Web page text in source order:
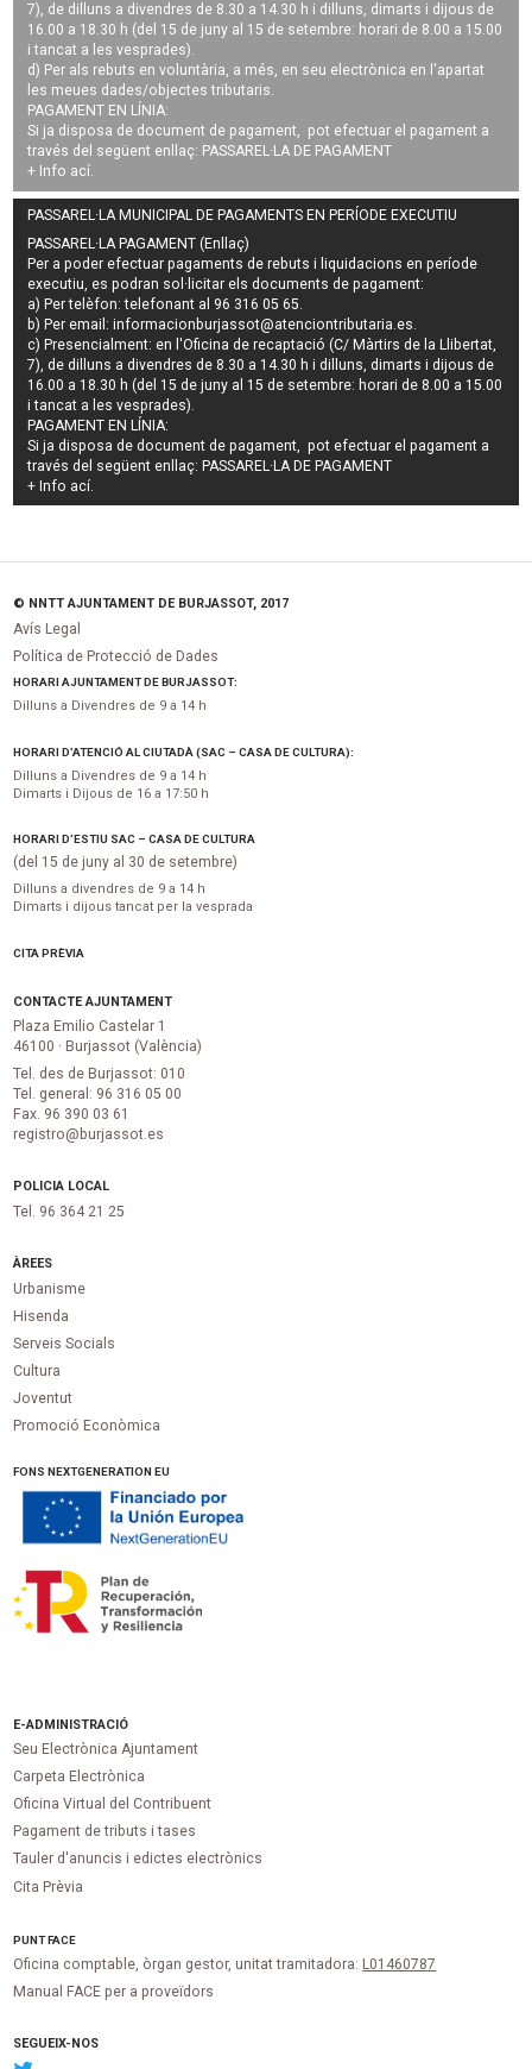
7), de dilluns a divendres de 8.30 a 14.30 h i dilluns, dimarts i dijous de
16.00 a 18.30 h (del 15 de juny al 15 de setembre: horari de 8.00 a 15.00
i tancat a les vesprades).
d) Per als rebuts en voluntària, a més, en seu electrònica en l'apartat
les meues dades/objectes tributaris.
PAGAMENT EN LÍNIA:
Si ja disposa de document de pagament, pot efectuar el pagament a
través del següent enllaç: PASSAREL·LA DE PAGAMENT
+ Info ací.
PASSAREL·LA MUNICIPAL DE PAGAMENTS EN PERÍODE EXECUTIU
PASSAREL·LA PAGAMENT (Enllaç)
Per a poder efectuar pagaments derebuts i liquidacions en període
executiu, es podran sol·licitar els documents de pagament:
a) Per telèfon: telefonant al 96 316 05 65.
b) Per email:informacionburjassot@atenciontributaria.es.
c) Presencialment: en l'Oficina de recaptació (C/ Màrtirs de la Llibertat,
7), de dilluns a divendres de 8.30 a 14.30 h i dilluns, dimarts i dijous de
16.00 a 18.30 h (del 15 de juny al 15 de setembre: horari de 8.00 a 15.00
i tancat a les vesprades).
PAGAMENT EN LÍNIA:
Si ja disposa de document de pagament, pot efectuar el pagament a
través del següent enllaç:PASSAREL·LA DE PAGAMENT
+ Info ací.
© NNTT AJUNTAMENT DE BURJASSOT, 2017
Avís Legal
Política de Protecció de Dades
HORARI AJUNTAMENT DE BURJASSOT:
Dilluns a Divendres de 9 a 14 h
HORARI D’ATENCIÓ AL CIUTADÀ (SAC – CASA DE CULTURA):
Dilluns a Divendres de 9 a 14 h
Dimarts i Dijous de 16 a 17:50 h
HORARI D’ESTIU SAC – CASA DE CULTURA
(del 15 de juny al 30 de setembre)
Dilluns a divendres de 9 a 14 h
Dimarts i dijous tancat per la vesprada
CITA PRÈVIA
CONTACTE AJUNTAMENT
Plaza Emilio Castelar 1
46100 · Burjassot (València)
Tel. des de Burjassot: 010
Tel. general: 96 316 05 00
Fax. 96 390 03 61
registro@burjassot.es
POLICIA LOCAL
Tel. 96 364 21 25
ÀREES
Urbanisme
Hisenda
Serveis Socials
Cultura
Joventut
Promoció Econòmica
FONS NEXTGENERATION EU
E-ADMINISTRACIÓ
Seu Electrònica Ajuntament
Carpeta Electrònica
Oficina Virtual del Contribuent
Pagament de tributs i tases
Tauler d'anuncis i edictes electrònics
Cita Prèvia
PUNTFACE
Oficina comptable, òrgan gestor, unitat tramitadora: L01460787
Manual FACE per a proveïdors
SEGUEIX-NOS